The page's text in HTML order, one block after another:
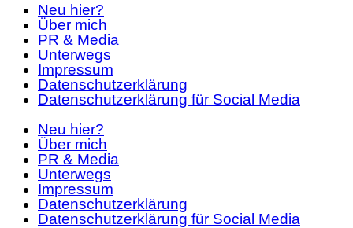
Neu hier?
Über mich
PR & Media
Unterwegs
Impressum
Datenschutzerklärung
Datenschutzerklärung für Social Media
Neu hier?
Über mich
PR & Media
Unterwegs
Impressum
Datenschutzerklärung
Datenschutzerklärung für Social Media